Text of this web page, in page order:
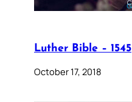
Luther Bible – 1545
October 17, 2018